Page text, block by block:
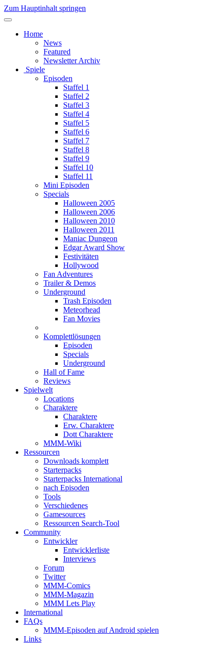
Zum Hauptinhalt springen
Home
News
Featured
Newsletter Archiv
Spiele
Episoden
Staffel 1
Staffel 2
Staffel 3
Staffel 4
Staffel 5
Staffel 6
Staffel 7
Staffel 8
Staffel 9
Staffel 10
Staffel 11
Mini Episoden
Specials
Halloween 2005
Halloween 2006
Halloween 2010
Halloween 2011
Maniac Dungeon
Edgar Award Show
Festivitäten
Hollywood
Fan Adventures
Trailer & Demos
Underground
Trash Episoden
Meteorhead
Fan Movies
Komplettlösungen
Episoden
Specials
Underground
Hall of Fame
Reviews
Spielwelt
Locations
Charaktere
Charaktere
Erw. Charaktere
Dott Charaktere
MMM-Wiki
Ressourcen
Downloads komplett
Starterpacks
Starterpacks International
nach Episoden
Tools
Verschiedenes
Gamesources
Ressourcen Search-Tool
Community
Entwickler
Entwicklerliste
Interviews
Forum
Twitter
MMM-Comics
MMM-Magazin
MMM Lets Play
International
FAQs
MMM-Episoden auf Android spielen
Links